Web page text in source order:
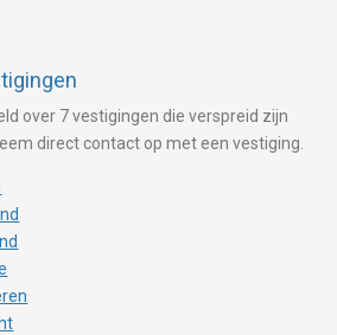
over 7 vestigingen die verspreid zijn
direct contact op met een vestiging.